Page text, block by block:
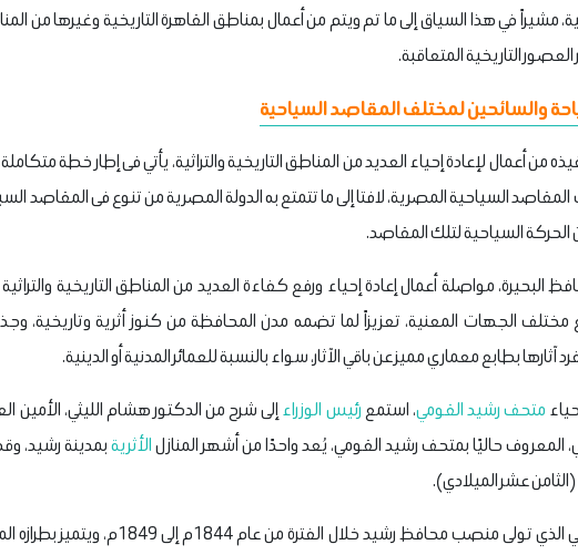
مشيراً في هذا السياق إلى ما تم ويتم من أعمال بمناطق القاهرة التاريخية وغيرها من
التاريخية المتعاقبة.
والسائحين لمختلف المقاصد السياحية
من أعمال لإعادة إحياء العديد من المناطق التاريخية والتراثية، يأتي فى إطار خطة
السياحية المصرية، لافتا إلى ما تتمتع به الدولة المصرية من تنوع فى المقاصد
السياحية لتلك المقاصد.
البحيرة، مواصلة أعمال إعادة إحياء ورفع كفاءة العديد من المناطق التاريخية
مختلف الجهات المعنية، تعزيزاً لما تضمه مدن المحافظة من كنوز أثرية وتاريخية،
بطابع معماري مميز عن باقي الآثار، سواء بالنسبة للعمائر المدنية أو الدينية.
متحف رشيد القومي، استمع رئيس الوزراء إلى شرح من الدكتور هشام الليثي، الأمين
المعروف حاليًا بمتحف رشيد القومي، يُعد واحدًا من أشهر المنازلالأثريةبمدينة رشيد،
عشر الميلادي).
وينسب المنزل إلى حسين عرب كلّي الذي تولى منصب محافظ رشيد